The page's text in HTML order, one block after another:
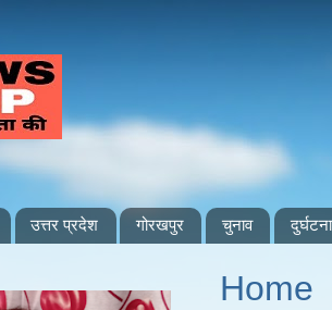
उत्तर प्रदेश गोरखपुर चुनाव दुर्घटना
Home